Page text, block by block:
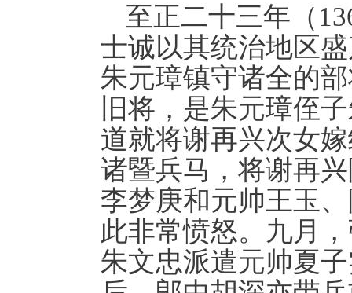
至正二十三年（
士诚以其统治地区
朱元璋镇守诸全的
旧将，是朱元璋侄
道就将谢再兴次女
诸暨兵马，将谢再
李梦庚和元帅王玉
此非常愤怒。九月
朱文忠派遣元帅夏